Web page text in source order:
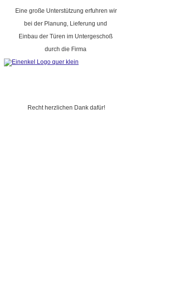
Eine große Unterstützung erfuhren wir
bei der Planung, Lieferung und
Einbau der Türen im Untergeschoß
durch die Firma
Recht herzlichen Dank dafür!